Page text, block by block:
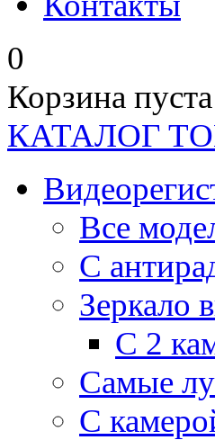
0
Корзина пуста
КАТАЛОГ
Все
C
Зеркало
С 2
Самые
С